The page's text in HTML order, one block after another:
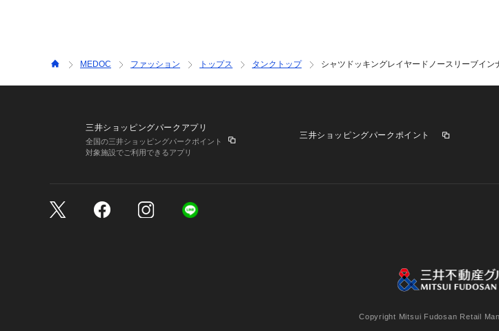
MEDOC ファッション トップス タンクトップ シャツドッキングレイヤードノースリーブイン
三井ショッピングパークアプリ
全国の三井ショッピングパークポイント
対象施設でご利用できるアプリ
三井ショッピングパークポイント
個人情報保護方針 個人情報の取り
Copyright Mitsui Fudosan Retail